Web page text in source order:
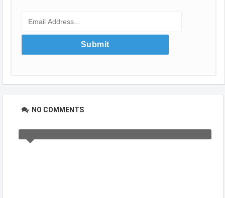
NO COMMENTS